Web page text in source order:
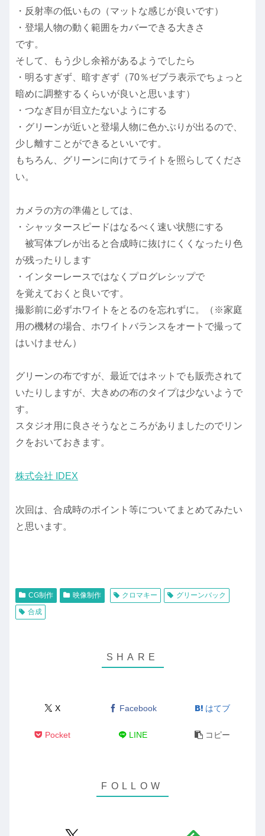
・反射率の低いもの（マットな感じが良いです）
・登場人物の動く範囲をカバーできる大きさ
です。
そして、もう少し余裕があるようでしたら
・明るすぎず、暗すぎず（70％ゼブラ表示でちょっと
暗めに調整するくらいが良いと思います）
・つなぎ目が目立たないようにする
・グリーンが近いと登場人物に色かぶりが出るので、
少し離すことができるといいです。
もちろん、グリーンに向けてライトを照らしてくださ
い。
カメラの方の準備としては、
・シャッタースピードはなるべく速い状態にする
被写体ブレが出ると合成時に抜けにくくなったり色
が残ったりします
・インターレースではなくプログレシップで
を覚えておくと良いです。
撮影前に必ずホワイトをとるのを忘れずに。（※家庭
用の機材の場合、ホワイトバランスをオートで撮って
はいけません）
グリーンの布ですが、最近ではネットでも販売されて
いたりしますが、大きめの布のタイプは少ないようで
す。
スタジオ用に良さそうなところがありましたのでリン
クをおいておきます。
株式会社 IDEX
次回は、合成時のポイント等についてまとめてみたい
と思います。
CG制作 映像制作 クロマキー
グリーンバック
合成
X Facebook はてブ
Pocket LINE コピー